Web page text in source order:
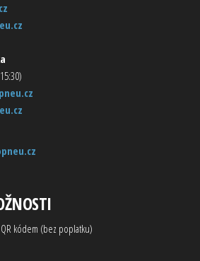
kódem (bez poplatku)